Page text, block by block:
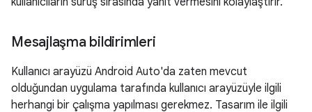
Mesajlaşma bildirimleri
Kullanıcı arayüzü Android Auto'da zaten mevcut
olduğundan uygulama tarafında kullanıcı arayüzüyle ilgili
herhangi bir çalışma yapılması gerekmez. Tasarım ile ilgili